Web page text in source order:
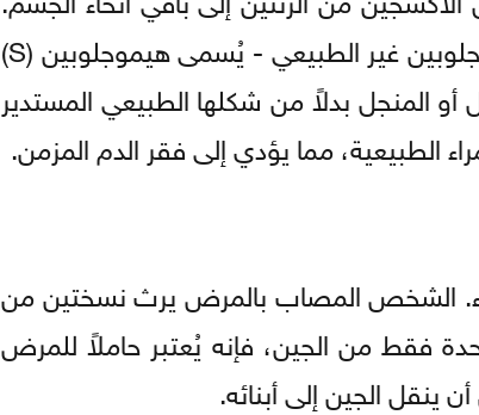
في الأشخاص المصابين بمرض الخلايا المنجلية، يتسبب الهيموجلوبين غير الطبيعي - يُسمى هيموجلوبين (S)
المنجل بدلاً من شكلها الطبيعي المستدير
الطبيعية، مما يؤدي إلى فقر الدم المزمن.
الشخص المصاب بالمرض يرث نسختين من
فقط من الجين، فإنه يُعتبر حاملاً للمرض
ينقل الجين إلى أبنائه.